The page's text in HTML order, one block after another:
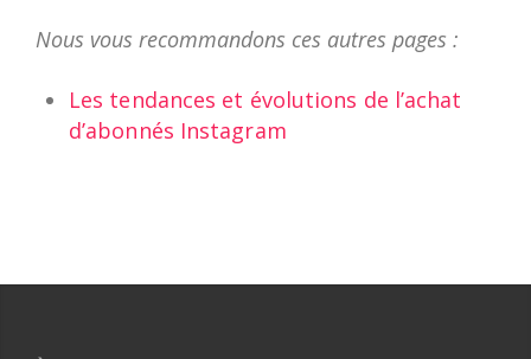
Nous vous recommandons ces autres pages :
Les tendances et évolutions de l’achat
d’abonnés Instagram